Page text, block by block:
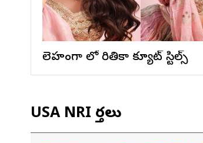
లెహంగా లో రితికా క్యూట్ స్టిల్స్
USA NRI వార్తలు